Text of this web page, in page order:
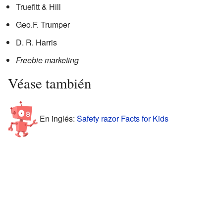
Truefitt & Hill
Geo.F. Trumper
D. R. Harris
Freebie marketing
Véase también
En inglés: Safety razor Facts for Kids